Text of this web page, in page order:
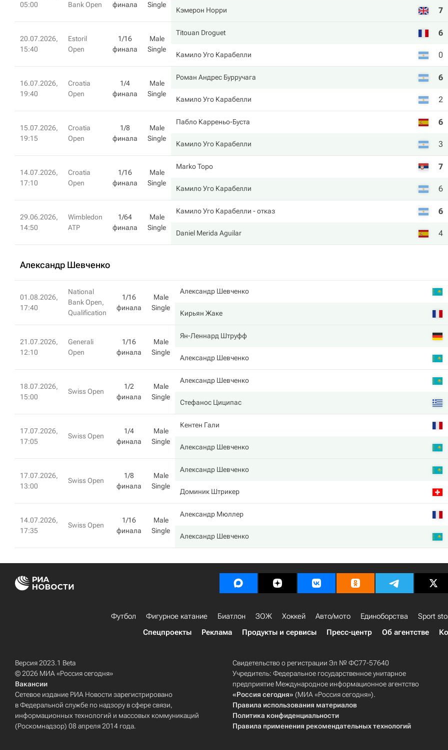
05:00
Bank Open
финала
Single
Кэмерон Норри 7
20.07.2026,
15:40
Estoril
Open
1/16
финала
Male
Single
Titouan Droguet 6
Камило Уго Карабелли 0
16.07.2026,
19:40
Croatia
Open
1/4
финала
Male
Single
Роман Андрес Бурручага 6
Камило Уго Карабелли 2
15.07.2026,
19:15
Croatia
Open
1/8
финала
Male
Single
Пабло Карреньо-Буста 6
Камило Уго Карабелли 3
14.07.2026,
17:10
Croatia
Open
1/16
финала
Male
Single
Marko Topo 7
Камило Уго Карабелли 6
29.06.2026,
14:50
Wimbledon
ATP
1/64
финала
Male
Single
Камило Уго Карабелли - отказ 6
Daniel Merida Aguilar 4
Александр Шевченко
01.08.2026,
17:40
National
Bank Open,
Qualification
1/16
финала
Male
Single
Александр Шевченко
Кирьян Жаке
21.07.2026,
12:10
Generali
Open
1/16
финала
Male
Single
Ян-Леннард Штруфф
Александр Шевченко
18.07.2026,
15:00
Swiss Open
1/2
финала
Male
Single
Александр Шевченко
Стефанос Циципас
17.07.2026,
17:05
Swiss Open
1/4
финала
Male
Single
Кентен Гали
Александр Шевченко
17.07.2026,
13:00
Swiss Open
1/8
финала
Male
Single
Александр Шевченко
Доминик Штрикер
14.07.2026,
17:35
Swiss Open
1/16
финала
Male
Single
Александр Мюллер
Александр Шевченко
Футбол Фигурное катание Биатлон ЗОЖ Хоккей Авто/мото Единоборства Sport
Спецпроекты
Реклама Продукты и сервисы Пресс-центр Об агентстве
Версия 2023.1 Beta
© 2026 МИА «Россия сегодня»
Вакансии
Сетевое издание РИА Новости зарегистрировано
в Федеральной службе по надзору в сфере связи,
информационных технологий и массовых коммуникаций
(Роскомнадзор) 08 апреля 2014 года.
Свидетельство о регистрации Эл № ФС77-57640
Учредитель: Федеральное государственное унитарное
предприятие Международное информационное агентство
«Россия сегодня» (МИА «Россия сегодня»).
Правила использования материалов
Политика конфиденциальности
Правила применения рекомендательных технологий